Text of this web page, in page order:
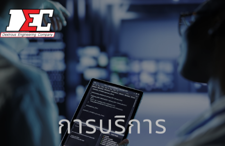
ข้าม
ไป
ยัง
เนื้อหา
การบริการ